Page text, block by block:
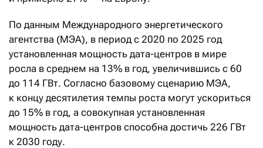
По данным Международного энергетического
агентства (МЭА), в период с 2020 по 2025 год
установленная мощность дата-центров в мире
росла в среднем на 13% в год, увеличившись с 60
до 114 ГВт. Согласно базовому сценарию МЭА,
к концу десятилетия темпы роста могут ускориться
до 15% в год, а совокупная установленная
мощность дата-центров способна достичь 226 ГВт
к 2030 году.